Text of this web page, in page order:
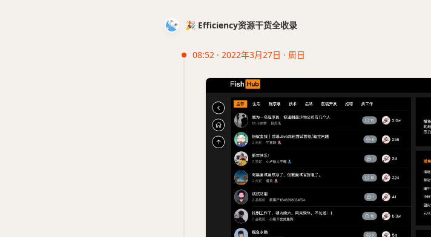
🎉 Efficiency资源干货全收录
08:52 · 2022年3月27日 · 周日